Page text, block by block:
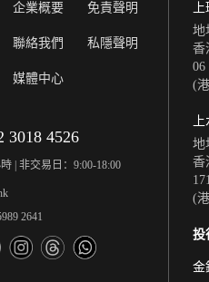
企業概要
聯絡我們
媒體中心
免責聲明
私隱聲明
3018 4526
| 非交易日：9:00-18:00
2641
地
香
06
(
地
香
(
投
金